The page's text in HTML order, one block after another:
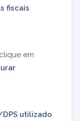
fiscais
em
utilizado